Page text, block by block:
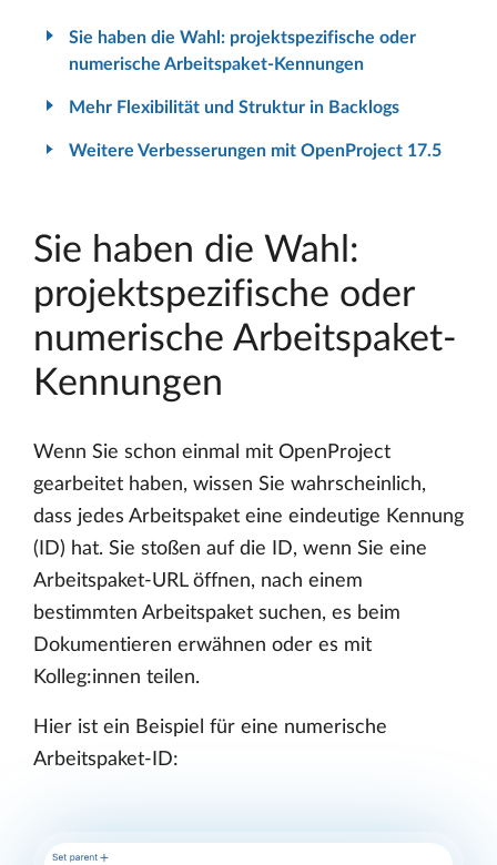
Sie haben die Wahl: projektspezifische oder
numerische Arbeitspaket-Kennungen
Mehr Flexibilität und Struktur in Backlogs
Weitere Verbesserungen mit OpenProject 17.5
Sie haben die Wahl:
projektspezifische oder
numerische Arbeitspaket-
Kennungen
Wenn Sie schon einmal mit OpenProject
gearbeitet haben, wissen Sie wahrscheinlich,
dass jedes Arbeitspaket eine eindeutige Kennung
(ID) hat. Sie stoßen auf die ID, wenn Sie eine
Arbeitspaket-URL öffnen, nach einem
bestimmten Arbeitspaket suchen, es beim
Dokumentieren erwähnen oder es mit
Kolleg:innen teilen.
Hier ist ein Beispiel für eine numerische
Arbeitspaket-ID: